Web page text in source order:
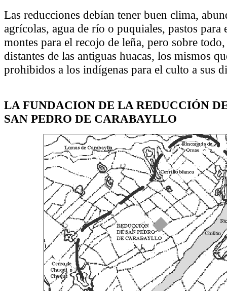
Las reducciones debían tener buen clima,
agrícolas, agua de río o puquiales, pastos para
montes para el recojo de leña, pero sobre todo,
distantes de las antiguas huacas, los mismos
prohibidos a los indígenas para el culto a sus
LA FUNDACION DE LA REDUCCIÓN
SAN PEDRO DE CARABAYLLO